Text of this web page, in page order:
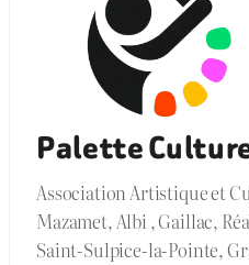
Palette
Association Artistique et
Mazamet, Albi , Gaillac,
Saint-Sulpice-la-Pointe,